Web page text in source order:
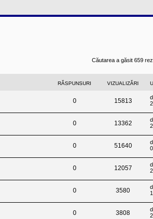
Căutarea a găsit 659
RĂSPUNSURI VIZUALIZĂRI
0 15813
0 13362
0 51640
0 12057
0 3580
0 3808